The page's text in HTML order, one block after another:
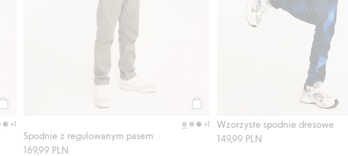
+1 +1
Spodnie z regulowanym pasem
169,99 PLN
Wzorzyste spodnie dresowe
149,99 PLN